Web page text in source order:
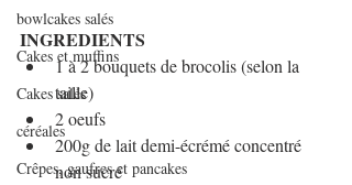
bowlcakes salés
Cakes et muffins
Cakes salés
céréales
Crêpes, gaufres et pancakes
INGREDIENTS
1 à 2 bouquets de brocolis (selon la
taille)
2 oeufs
200g de lait demi-écrémé concentré
non sucré